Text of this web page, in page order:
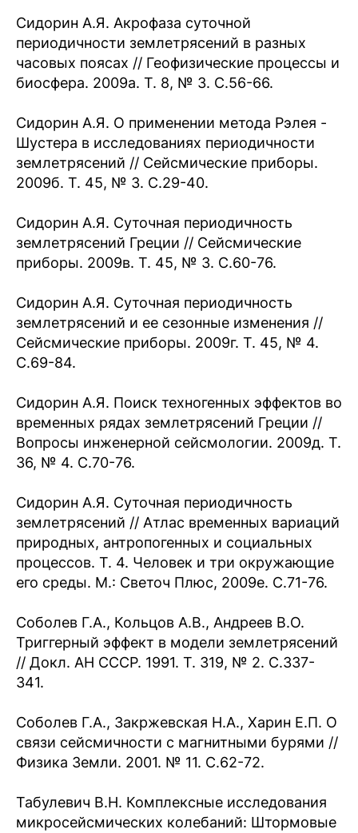
Сидорин А.Я. Акрофаза суточной
периодичности землетрясений в разных
часовых поясах // Геофизические процессы и
биосфера. 2009а. Т. 8, № 3. С.56-66.
Сидорин А.Я. О применении метода Рэлея -
Шустера в исследованиях периодичности
землетрясений // Сейсмические приборы.
2009б. Т. 45, № 3. С.29-40.
Сидорин А.Я. Суточная периодичность
землетрясений Греции // Сейсмические
приборы. 2009в. Т. 45, № 3. С.60-76.
Сидорин А.Я. Суточная периодичность
землетрясений и ее сезонные изменения //
Сейсмические приборы. 2009г. Т. 45, № 4.
С.69-84.
Сидорин А.Я. Поиск техногенных эффектов во
временных рядах землетрясений Греции //
Вопросы инженерной сейсмологии. 2009д. Т.
36, № 4. С.70-76.
Сидорин А.Я. Суточная периодичность
землетрясений // Атлас временных вариаций
природных, антропогенных и социальных
процессов. Т. 4. Человек и три окружающие
его среды. М.: Светоч Плюс, 2009е. С.71-76.
Соболев Г.А., Кольцов А.В., Андреев В.О.
Триггерный эффект в модели землетрясений
// Докл. АН СССР. 1991. Т. 319, № 2. С.337-
341.
Соболев Г.А., Закржевская Н.А., Харин Е.П. О
связи сейсмичности с магнитными бурями //
Физика Земли. 2001. № 11. С.62-72.
Табулевич В.Н. Комплексные исследования
микросейсмических колебаний: Штормовые